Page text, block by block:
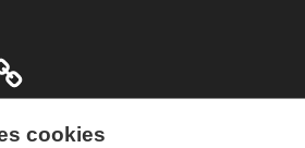
cookies